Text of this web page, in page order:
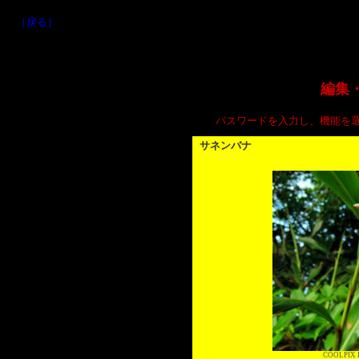
［戻る］
編集
パスワードを入力し、機能を
サネンバナ
COOLPIX